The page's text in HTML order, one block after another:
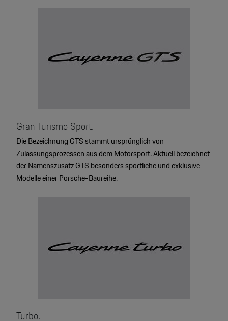
Gran Turismo Sport.
Die Bezeichnung GTS stammt ursprünglich von
Zulassungsprozessen aus dem Motorsport. Aktuell bezeichnet
der Namenszusatz GTS besonders sportliche und exklusive
Modelle einer Porsche-Baureihe.
Turbo.